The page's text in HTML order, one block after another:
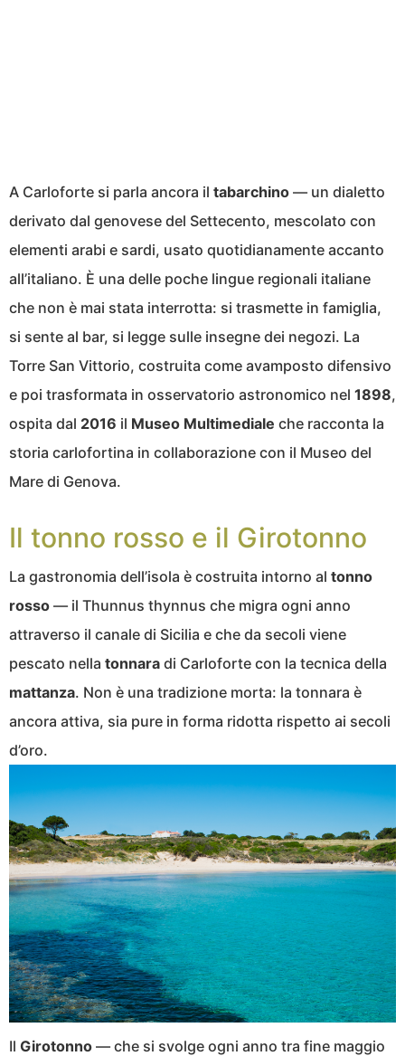
A Carloforte si parla ancora il tabarchino — un dialetto
derivato dal genovese del Settecento, mescolato con
elementi arabi e sardi, usato quotidianamente accanto
all’italiano. È una delle poche lingue regionali italiane
che non è mai stata interrotta: si trasmette in famiglia,
si sente al bar, si legge sulle insegne dei negozi. La
Torre San Vittorio, costruita come avamposto difensivo
e poi trasformata in osservatorio astronomico nel 1898,
ospita dal 2016 il Museo Multimediale che racconta la
storia carlofortina in collaborazione con il Museo del
Mare di Genova.
Il tonno rosso e il Girotonno
La gastronomia dell’isola è costruita intorno al tonno
rosso — il Thunnus thynnus che migra ogni anno
attraverso il canale di Sicilia e che da secoli viene
pescato nella tonnara di Carloforte con la tecnica della
mattanza. Non è una tradizione morta: la tonnara è
ancora attiva, sia pure in forma ridotta rispetto ai secoli
d’oro.
Il Girotonno — che si svolge ogni anno tra fine maggio